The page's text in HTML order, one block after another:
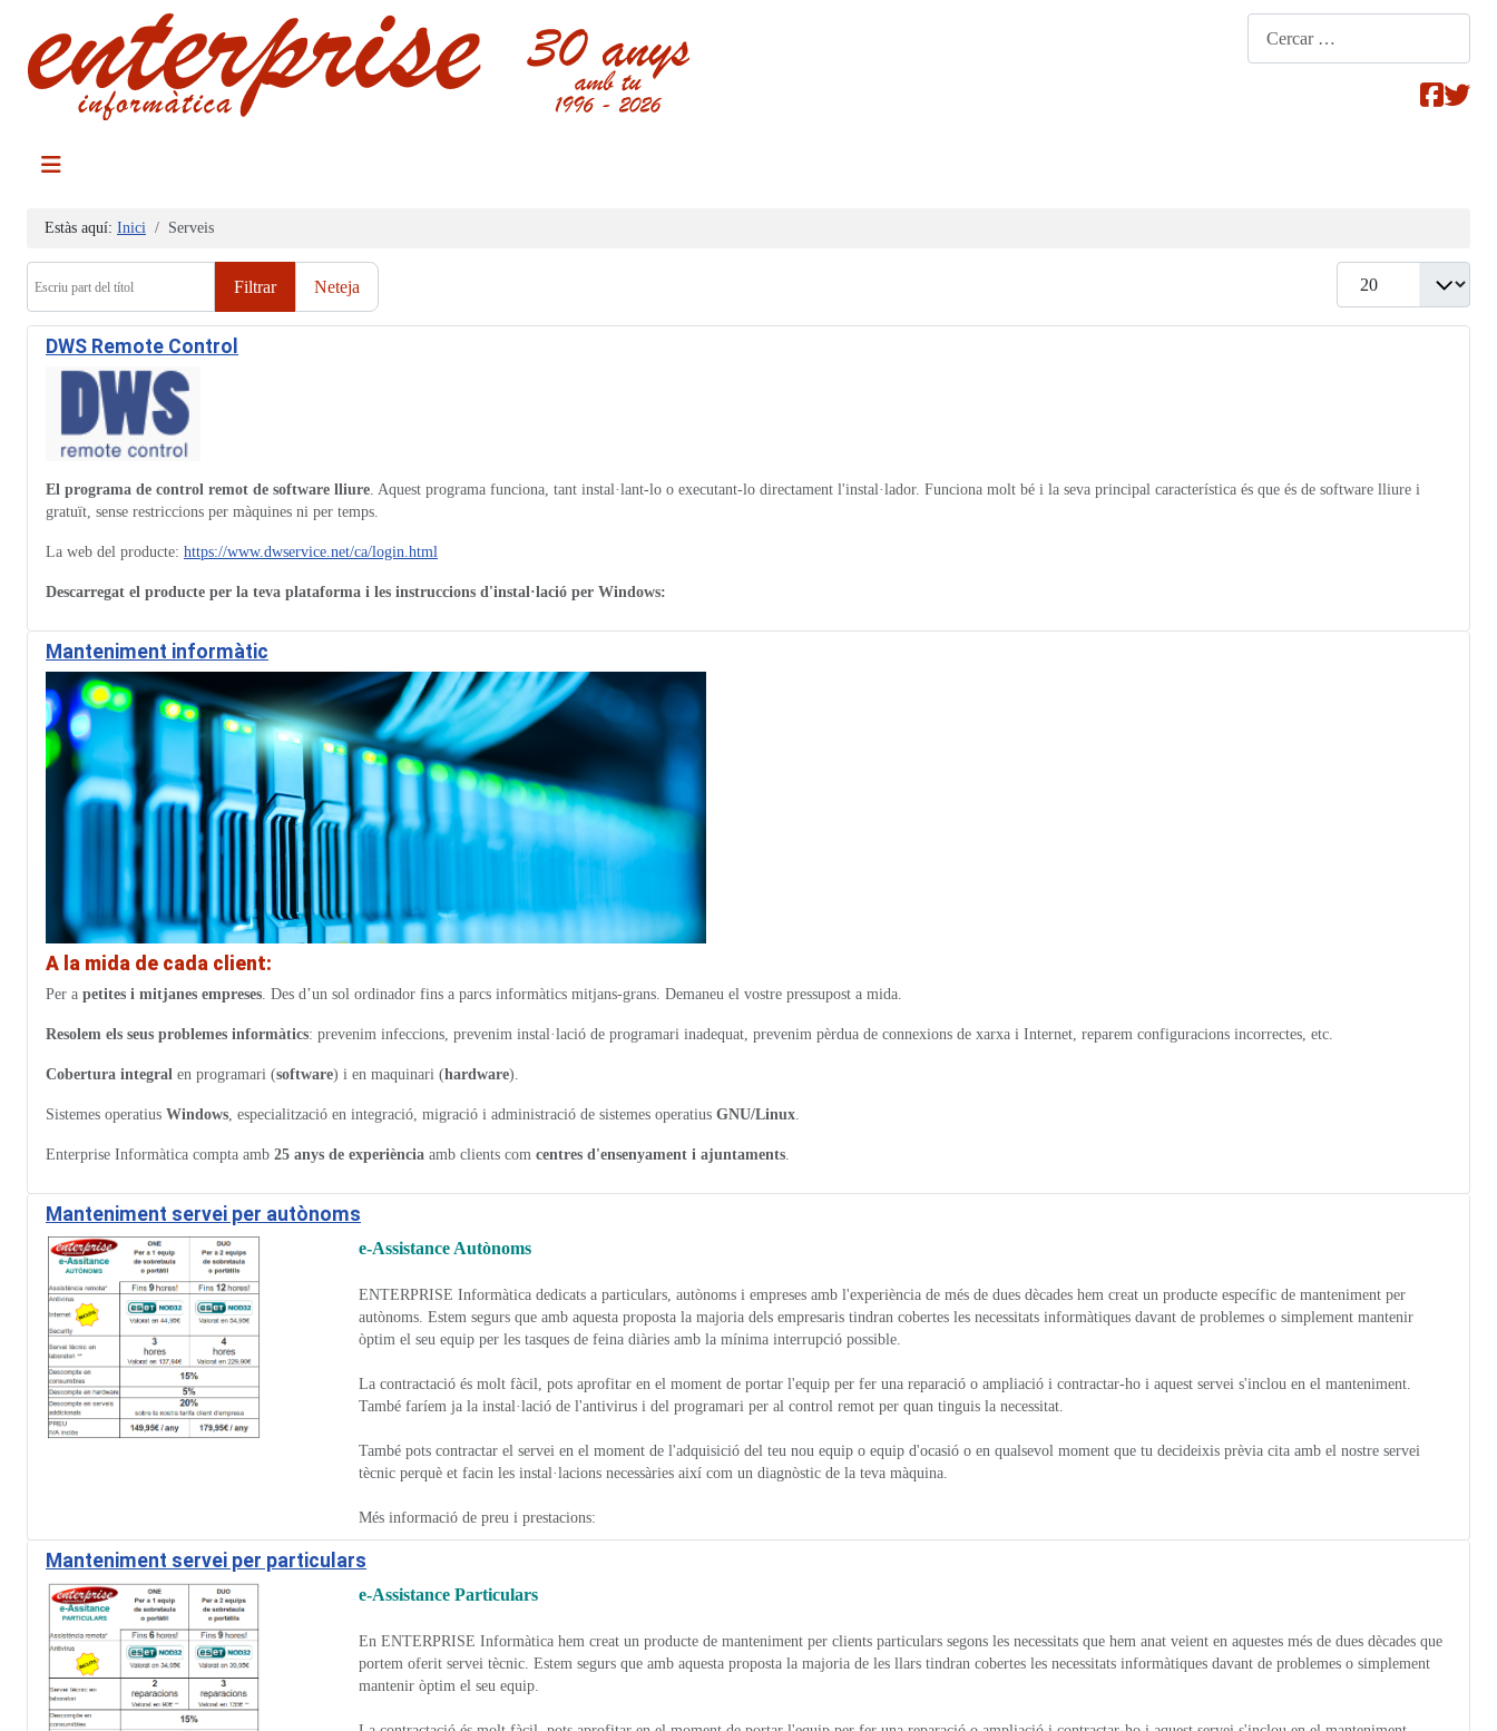
Estàs aquí: Inici Serveis
Filtrar Neteja
DWS Remote Control
El programa de control remot de software lliure . Aquest programa funciona, tant instal·lant-lo o executant-lo directament l'instal·lador. Funciona molt bé i la seva principal característica és que és de software lliure i
gratuït, sense restriccions per màquines ni per temps.
La web del producte: https://www.dwservice.net/ca/login.html
Descarregat el producte per la teva plataforma i les instruccions d'instal·lació per Windows:
Manteniment informàtic
A la mida de cada client:
Per a petites i mitjanes empreses. Des d’un sol ordinador fins a parcs informàtics mitjans-grans. Demaneu el vostre pressupost a mida.
Resolem els seus problemes informàtics: prevenim infeccions, prevenim instal·lació de programari inadequat, prevenim pèrdua de connexions de xarxa i Internet, reparem configuracions incorrectes, etc.
Cobertura integral en programari (software) i en maquinari (hardware).
Sistemes operatius Windows, especialització en integració, migració i administració de sistemes operatius GNU/Linux.
Enterprise Informàtica compta amb 25 anys de experiència amb clients com centres d'ensenyament i ajuntaments.
Manteniment servei per autònoms
e-Assistance Autònoms
ENTERPRISE Informàtica dedicats a particulars, autònoms i empreses amb l'experiència de més de dues dècades hem creat un producte específic de manteniment per
autònoms. Estem segurs que amb aquesta proposta la majoria dels empresaris tindran cobertes les necessitats informàtiques davant de problemes o simplement mantenir
òptim el seu equip per les tasques de feina diàries amb la mínima interrupció possible.
La contractació és molt fàcil, pots aprofitar en el moment de portar l'equip per fer una reparació o ampliació i contractar-ho i aquest servei s'inclou en el manteniment.
També faríem ja la instal·lació de l'antivirus i del programari per al control remot per quan tinguis la necessitat.
També pots contractar el servei en el moment de l'adquisició del teu nou equip o equip d'ocasió o en qualsevol moment que tu decideixis prèvia cita amb el nostre servei
tècnic perquè et facin les instal·lacions necessàries així com un diagnòstic de la teva màquina.
Més informació de preu i prestacions:
Manteniment servei per particulars
e-Assistance Particulars
En ENTERPRISE Informàtica hem creat un producte de manteniment per clients particulars segons les necessitats que hem anat veient en aquestes més de dues dècades que
portem oferit servei tècnic. Estem segurs que amb aquesta proposta la majoria de les llars tindran cobertes les necessitats informàtiques davant de problemes o simplement
mantenir òptim el seu equip.